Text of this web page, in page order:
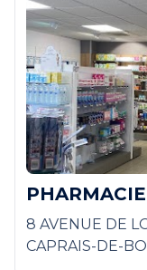
8 AVENUE DE
CAPRAIS-DE-